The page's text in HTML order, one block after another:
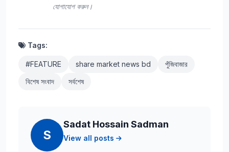
যোগাযোগ করুন।
Tags:
#FEATURE share market news bd
পুঁজিবাজার
বিশেষ সংবাদ
সর্বশেষ
S
Sadat Hossain Sadman
View all posts